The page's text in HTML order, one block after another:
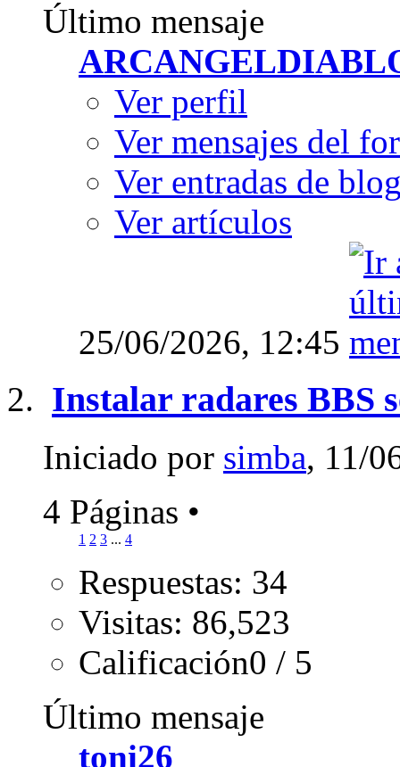
Último mensaje
Ver perfil
Ver mensajes del
Ver entradas de
Ver artículos
25/06/2026, 12:45
Instalar radares BBS
Iniciado por simba, 11/
4 Páginas •
1 2 3 ... 4
Respuestas: 34
Visitas: 86,523
Calificación0 / 5
Último mensaje
toni26